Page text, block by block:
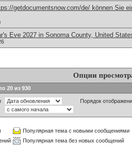
getdocumentsnow.com/de/ können Sie
Eve 2027 in Sonoma County, United
Опции
20 из 930
Порядок
Популярная тема с новыми сообщениями
Популярная тема без новых сообщений